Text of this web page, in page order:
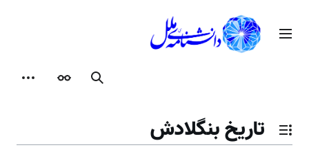
محتوامنوی اصلی
جستجوظاهر
تغییر وضعیت فهرست محتویات
تاریخ بنگلادش